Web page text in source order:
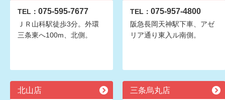
TEL： 075-595-7677
ＪＲ山科駅徒歩3分。外環
三条東へ100m、北側。
TEL： 075-957-4800
阪急長岡天神駅下車、アゼ
リア通り東入ル南側。
北山店 三条烏丸店